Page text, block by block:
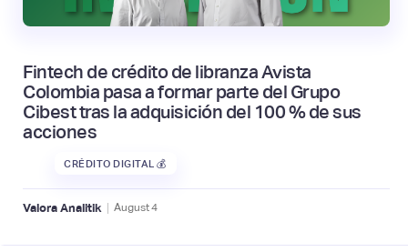
Fintech de crédito de libranza Avista
Colombia pasa a formar parte del Grupo
Cibest tras la adquisición del 100 % de sus
acciones
CRÉDITO DIGITAL 💰
Valora Analitik | August4